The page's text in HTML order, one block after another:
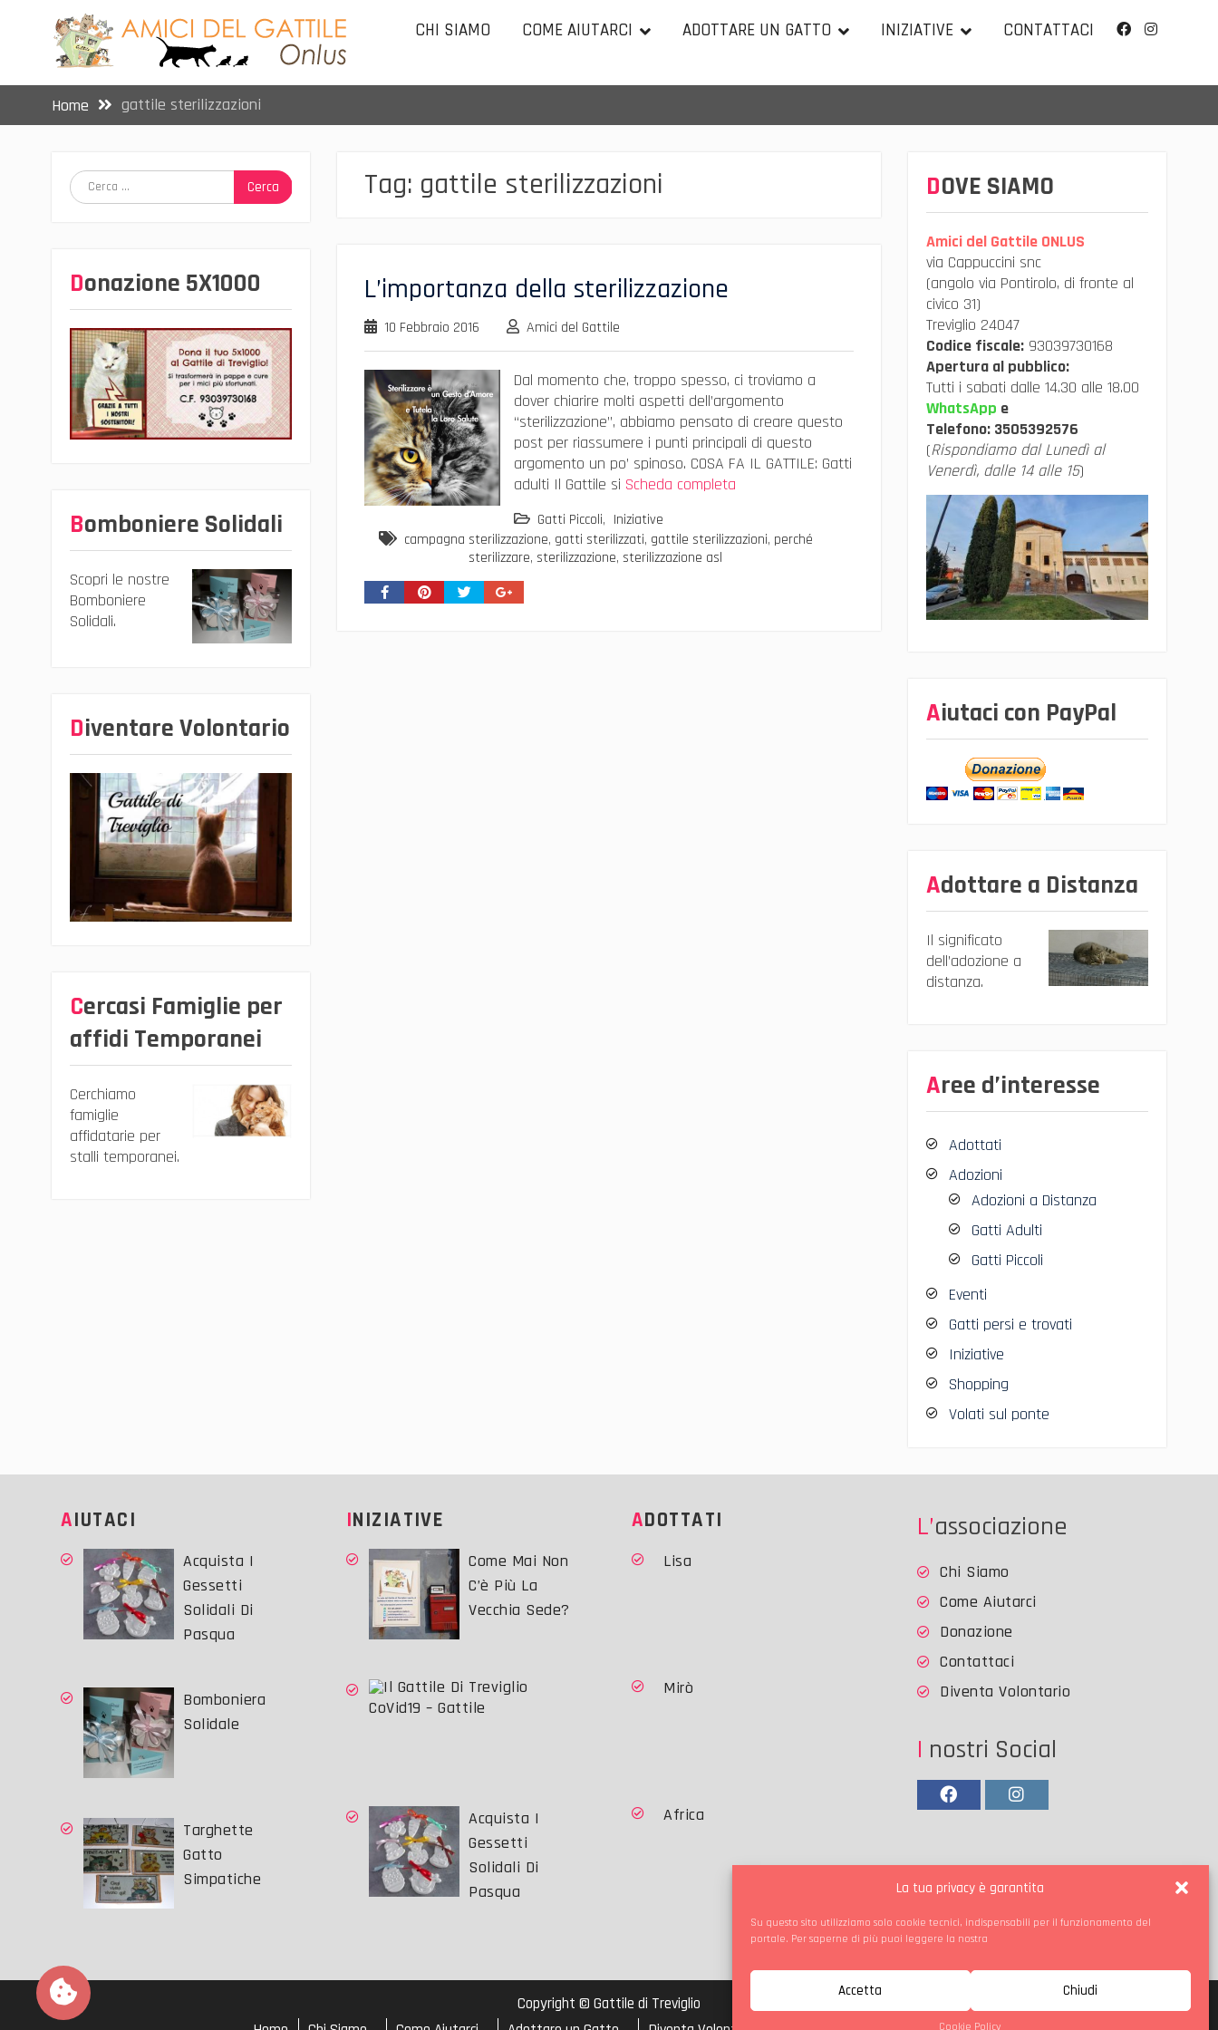
La tua privacy è garantita
Su questo sito utilizziamo solo cookie tecnici, indispensabili per il funzionamento del
portale. Per saperne di più puoi leggere la nostra
Accetta Chiudi
Cookie Policy
CHI SIAMO COME AIUTARCI ADOTTARE UN GATTO INIZIATIVE CONTATTACI
Home gattile sterilizzazioni
Tag: gattile sterilizzazioni
L’importanza della sterilizzazione
10 Febbraio 2016 Amici del Gattile
Dal momento che, troppo spesso, ci troviamo a
dover chiarire molti aspetti dell’argomento
“sterilizzazione”, abbiamo pensato di creare questo
post per riassumere i punti principali di questo
argomento un po’ spinoso. COSA FA IL GATTILE: Gatti
adulti Il Gattile si Scheda completa
Gatti Piccoli, Iniziative
campagna sterilizzazione, gatti sterilizzati, gattile sterilizzazioni, perché
sterilizzare, sterilizzazione, sterilizzazione asl
DOVE SIAMO
Amici del Gattile ONLUS
via Cappuccini snc
(angolo via Pontirolo, di fronte al
civico 31)
Treviglio 24047
Codice fiscale: 93039730168
Apertura al pubblico:
Tutti i sabati dalle 14.30 alle 18.00
WhatsApp e
Telefono: 3505392576
(Rispondiamo dal Lunedì al
Venerdì, dalle 14 alle 15)
Aiutaci con PayPal
Adottare a Distanza
Il significato
dell’adozione a
distanza.
Aree d’interesse
Adottati
Adozioni
Adozioni a Distanza
Gatti Adulti
Gatti Piccoli
Eventi
Gatti persi e trovati
Iniziative
Shopping
Volati sul ponte
Ricerca
per:
Donazione 5X1000
Bomboniere Solidali
Scopri le nostre
Bomboniere
Solidali.
Diventare Volontario
Cercasi Famiglie per
affidi Temporanei
Cerchiamo
famiglie
affidatarie per
stalli temporanei.
AIUTACI
Acquista I
Gessetti
Solidali Di
Pasqua
Bomboniera
Solidale
Targhette
Gatto
Simpatiche
INIZIATIVE
Come Mai Non
C’è Più La
Vecchia Sede?
CoVid19 – Gattile
Acquista I
Gessetti
Solidali Di
Pasqua
ADOTTATI
Lisa
Mirò
Africa
L’associazione
Chi Siamo
Come Aiutarci
Donazione
Contattaci
Diventa Volontario
I nostri Social
Copyright © Gattile di Treviglio